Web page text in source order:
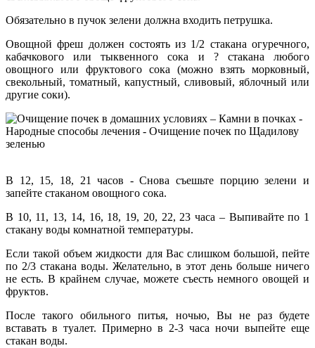
Обязательно в пучок зелени должна входить петрушка.
Овощной фреш должен состоять из 1/2 стакана огуречного,
кабачкового или тыквенного сока и ? стакана любого
овощного или фруктового сока (можно взять морковный,
свекольный, томатный, капустный, сливовый, яблочный или
другие соки).
В 12, 15, 18, 21 часов - Снова съешьте порцию зелени и
запейте стаканом овощного сока.
В 10, 11, 13, 14, 16, 18, 19, 20, 22, 23 часа – Выпивайте по 1
стакану воды комнатной температуры.
Если такой объем жидкости для Вас слишком большой, пейте
по 2/3 стакана воды. Желательно, в этот день больше ничего
не есть. В крайнем случае, можете съесть немного овощей и
фруктов.
После такого обильного питья, ночью, Вы не раз будете
вставать в туалет. Примерно в 2-3 часа ночи выпейте еще
стакан воды.